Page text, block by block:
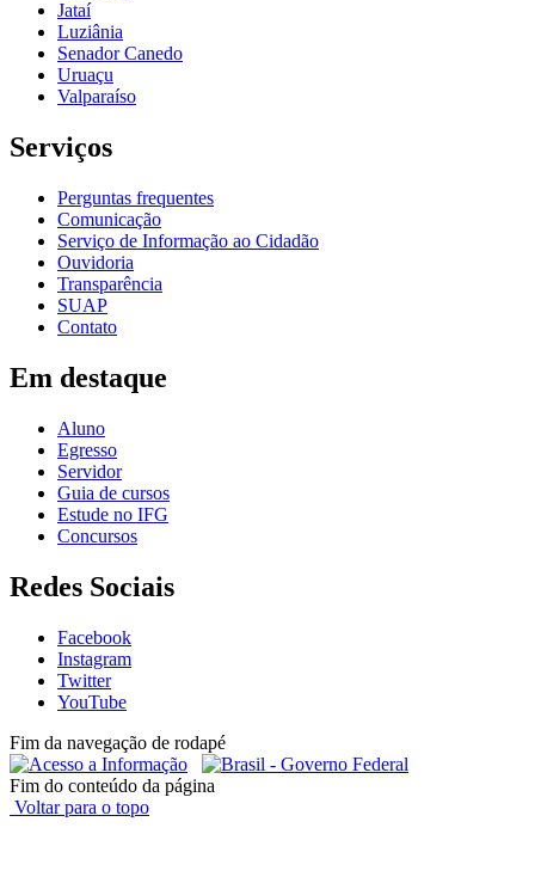
Jataí
Luziânia
Senador Canedo
Uruaçu
Valparaíso
Serviços
Perguntas frequentes
Comunicação
Serviço de Informação ao Cidadão
Ouvidoria
Transparência
SUAP
Contato
Em destaque
Aluno
Egresso
Servidor
Guia de cursos
Estude no IFG
Concursos
Redes Sociais
Facebook
Instagram
Twitter
YouTube
Fim da navegação de rodapé
Fim do conteúdo da página
Voltar para o topo